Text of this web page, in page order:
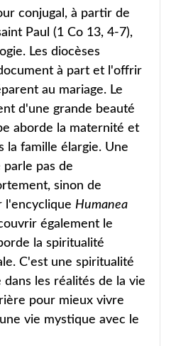
conjugal, à partir de
Paul (1 Co 13, 4-7),
Les diocèses
à part et l'offrir
au mariage. Le
d'une grande beauté
aborde la maternité et
la famille élargie. Une
pas de
sinon de
l'encyclique Humanea
également le
la spiritualité
C'est une spiritualité
les réalités de la vie
pour mieux vivre
vie mystique avec le